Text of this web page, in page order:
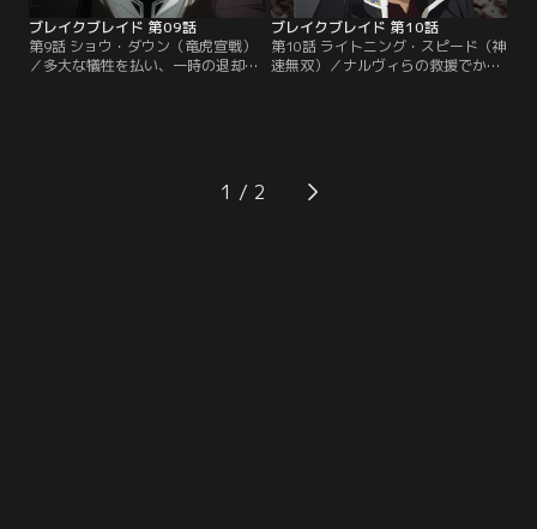
ブレイクブレイド 第09話
第9話 ショウ・ダウン（竜虎宣戦）
／多大な犠牲を払い、一時の退却を
するライガット。凄惨な光景を前
に、ボルキュスの駆るアテネス軍最
ブレイクブレイド 第10話
第10話 ライトニング・スピード（神
速無双）／ナルヴィらの救援でかろ
ルグはライガットの本当の望みをえ
ぐり出そうと問いかける。そのと
1